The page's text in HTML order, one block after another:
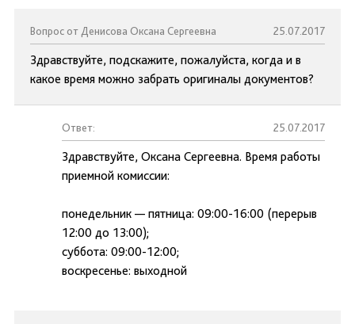
Вопрос от Денисова Оксана Сергеевна 25.07.2017
Здравствуйте, подскажите, пожалуйста, когда и в
какое время можно забрать оригиналы документов?
Ответ: 25.07.2017
Здравствуйте, Оксана Сергеевна. Время работы
приемной комиссии:
понедельник — пятница: 09:00-16:00 (перерыв
12:00 до 13:00);
суббота: 09:00-12:00;
воскресенье: выходной